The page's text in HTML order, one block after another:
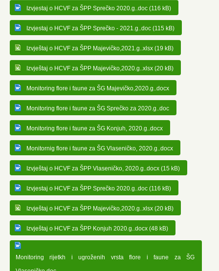
Izvjestaj o HCVF za ŠPP Sprečko 2020.g..doc (116 kB)
Izvjestaj o HCVF za ŠPP Sprečko - 2021.g..doc (115 kB)
Izvještaj o HCVF za ŠPP Majevičko,2021.g..xlsx (19 kB)
Izvještaj o HCVF za ŠPP Majevičko,2020.g..xlsx (20 kB)
Monitoring flore i faune za ŠG Majevičko,2020.g..docx
Monitoring flore i faune za ŠG Sprečko za 2020.g..doc
Monitoring flore i faune za ŠG Konjuh, 2020.g..docx
Monitornig flore i faune za ŠG Vlaseničko, 2020.g..docx
Izvještaj o HCVF za ŠPP Vlaseničko, 2020.g..docx (15 kB)
Izvjestaj o HCVF za ŠPP Sprečko 2020.g..doc (116 kB)
Izvještaj o HCVF za ŠPP Majevičko,2020.g..xlsx (20 kB)
Izvještaj o HCVF za ŠPP Konjuh 2020.g..docx (48 kB)
Monitoring rijetkh i ugroženih vrsta flore i faune za ŠG